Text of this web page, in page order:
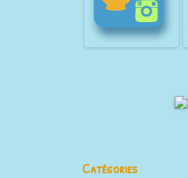
Catégories